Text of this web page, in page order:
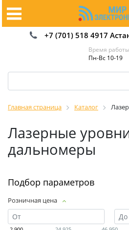
+7 (701) 518 4917
Время
Пн-Вс 10-19
Главная страница Каталог
Лазерные
дальномеры
Подбор параметров
Розничная цена